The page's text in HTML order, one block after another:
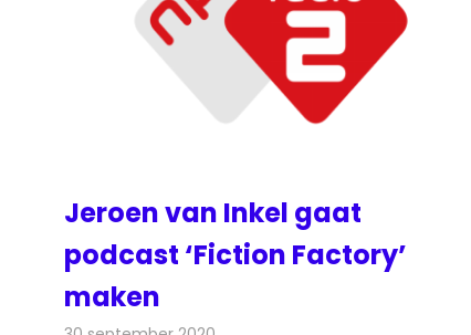
Jeroen van Inkel gaat
podcast ‘Fiction Factory’
maken